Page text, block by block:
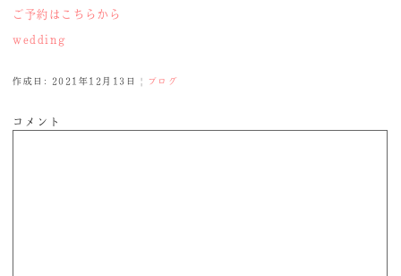
ご予約はこちらから
wedding
作成日: 2021年12月13日 | ブログ
コメント